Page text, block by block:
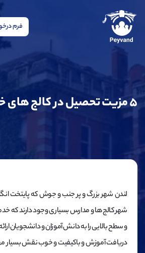
فرم
۵ مزیت تحصیل در کالج های خصوصی لندن
لندن شهر بزرگ و پر جنب و جوش که پایتخت
شهر کالج ها و مدارس بسیاری وجود دارند که
و سطح بالایی را به دانش آموزان و دانشجویان
دریافت آموزش و باکیفیت و خوب نقش بسیار